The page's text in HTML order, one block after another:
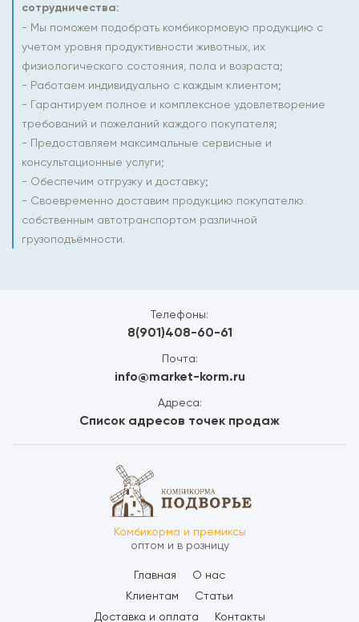
сотрудничества:
- Мы поможем подобрать комбикормовую продукцию с
учетом уровня продуктивности животных, их
физиологического состояния, пола и возраста;
- Работаем индивидуально с каждым клиентом;
- Гарантируем полное и комплексное удовлетворение
требований и пожеланий каждого покупателя;
- Предоставляем максимальные сервисные и
консультационные услуги;
- Обеспечим отгрузку и доставку;
- Своевременно доставим продукцию покупателю
собственным автотранспортом различной
грузоподъёмности.
Телефоны:
8(901)408-60-61
Почта:
info@market-korm.ru
Адреса:
Список адресов точек продаж
Комбикорма и премиксы
оптом и в розницу
Главная
О нас
Клиентам
Статьи
Доставка и оплата
Контакты